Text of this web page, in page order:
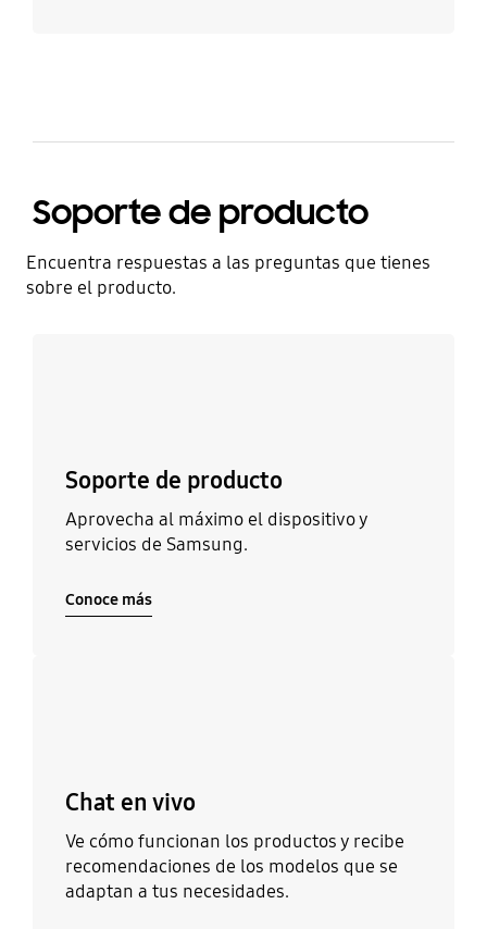
Soporte de producto
Encuentra respuestas a las preguntas que tienes
sobre el producto.
Soporte de producto
Aprovecha al máximo el dispositivo y
servicios de Samsung.
Conoce más
Chat en vivo
Ve cómo funcionan los productos y recibe
recomendaciones de los modelos que se
adaptan a tus necesidades.